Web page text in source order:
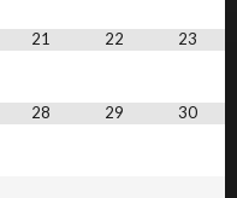
21 22 23
28 29 30